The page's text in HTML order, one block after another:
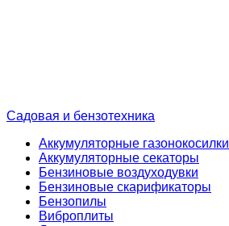
Садовая и бензотехника
Аккумуляторные газонокосилки
Аккумуляторные секаторы
Бензиновые воздуходувки
Бензиновые скарификаторы
Бензопилы
Виброплиты